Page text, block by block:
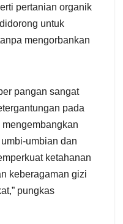
pertanian organik
untuk
mengorbankan
pangan sangat
pada
umbian dan
ketahanan
keberagaman gizi
pungkas